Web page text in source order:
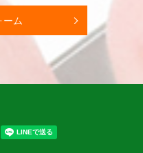
ーム